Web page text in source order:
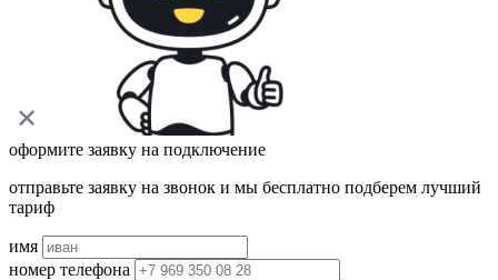
оформите заявку на подключение
отправьте заявку на звонок и мы бесплатно подберем лучший
тариф
имя
номер телефона